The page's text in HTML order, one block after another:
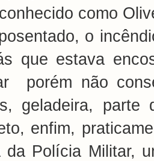
como
o
que estava
porém não
geladeira,
enfim,
da Polícia Militar,